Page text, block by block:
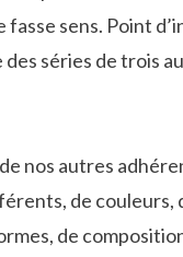
sens. Point
des séries de trois
nos autres
de couleurs,
de